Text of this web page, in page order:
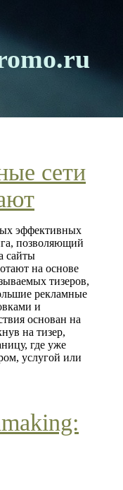
сети
эффективных
позволяющий
сайты
на основе
тизеров,
рекламные
и
основан на
на тизер,
где уже
услугой или